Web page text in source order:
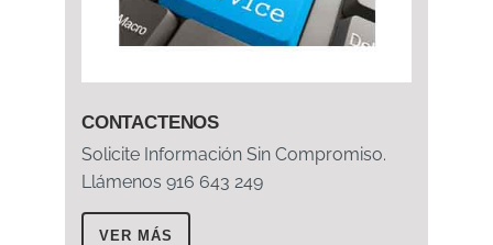
CONTACTENOS
Solicite Información Sin Compromiso.
Llámenos 916 643 249
VER MÁS